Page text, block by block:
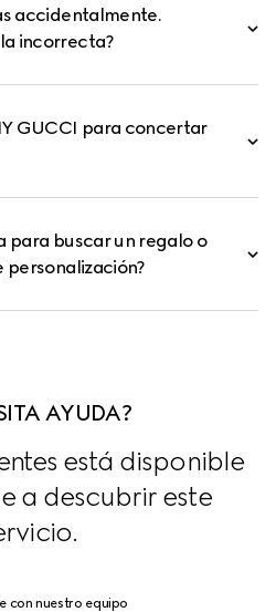
accidentalmente.
incorrecta?
GUCCI para concertar
para buscar un regalo o
personalización?
AYUDA?
está disponible
a descubrir este
con nuestro equipo